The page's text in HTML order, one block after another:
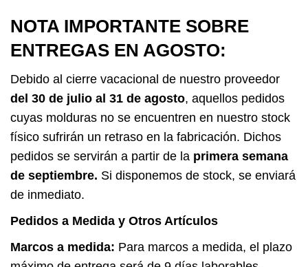
NOTA IMPORTANTE SOBRE
ENTREGAS EN AGOSTO:
Debido al cierre vacacional de nuestro proveedor
del 30 de julio al 31 de agosto, aquellos pedidos
cuyas molduras no se encuentren en nuestro stock
físico sufrirán un retraso en la fabricación. Dichos
pedidos se servirán a partir de la primera semana
de septiembre. Si disponemos de stock, se enviará
de inmediato.
Pedidos a Medida y Otros Artículos
Marcos a medida: Para marcos a medida, el plazo